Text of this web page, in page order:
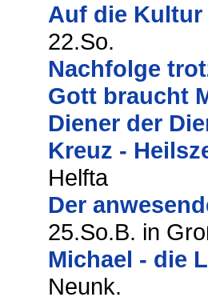
Auf die Kultur
22.So.
Nachfolge
Gott braucht
Diener der
Kreuz -
Helfta
Der
25.So.B. in
Michael - die
Neunk.